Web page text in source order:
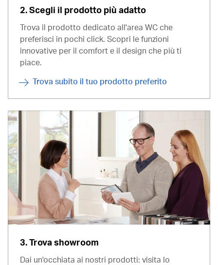
2. Scegli il prodotto più adatto
Trova il prodotto dedicato all'area WC che
preferisci in pochi click. Scopri le funzioni
innovative per il comfort e il design che più ti
piace.
Trova subito il tuo prodotto preferito
3. Trova showroom
Dai un'occhiata ai nostri prodotti: visita lo